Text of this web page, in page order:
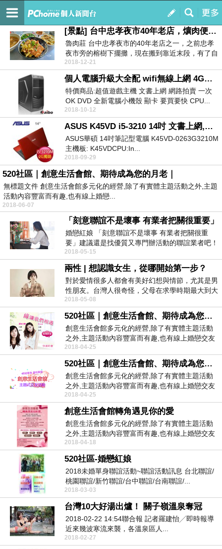
我的
訂閱
520社區｜創意生活會館、期待成為您的月老｜愛情銀行
[景點] 台中忠孝夜市40年老店，爌肉便當還能升級！
魯肉莊 台中忠孝夜市的40年老店之一，之前忠孝
夜市旁的榕樹下擺攤，現在搬到靠近末段，有了自
己的店面，...
2018-12-21
個人電腦升級大全配 wifi無線上網 4G手機上網 藍芽傳輸 藍芽音箱 行動卡拉OK
特價商品:超值遊戲主機 文書上網 網路拍賣 一次
OK DVD 全新電腦小機殼 顯卡 要買要快 CPU...
2018-10-12
ASUS K45VD i5-3210 14吋 文書上網,影音遊戲,獨顯遊戲主機 【誘惑紅】
ASUS華碩 14吋筆記型電腦 K45VD-0263G3210M
主機板: K45VDCPU:In...
2018-09-29
520社區｜創意生活會館、期待成為您的月老｜
無標題文件 創意生活會館多元化的經營,除了有實體主題活動之外,主題
活動內容豐富而有趣,也有線上婚戀...
2018-06-07
「刻意聯誼不是壞事 有業者把關很重要」
婚戀紅娘 「刻意聯誼不是壞事 有業者把關很重
要」建議還是找優質又專門辦活動的聯誼業者吧！
還在尋找生命...
2018-05-15
兩性 | 想認識女生，從哪開始第一步？
對於愛情很多人都會有美好幻想與情節，尤其是男
性朋友。台灣人很奇怪，父母在求學時期最大到大
學會跟你說不...
2018-05-08
520社區｜創意生活會館、期待成為您的月老｜愛情銀行
創意生活會館多元化的經營,除了有實體主題活動
之外,主題活動內容豐富而有趣,也有線上婚戀交友
平台,有別...
2018-04-25
520社區｜創意生活會館、期待成為您的月老｜愛情銀行
創意生活會館多元化的經營,除了有實體主題活動
之外,主題活動內容豐富而有趣,也有線上婚戀交友
平台,有別...
2018-04-25
創意生活會館轉角遇見你的愛
創意生活會館多元化的經營,除了有實體主題活動
之外,主題活動內容豐富而有趣,也有線上婚戀交友
平台,有別...
2018-04-18
520社區-婚戀紅娘
2018未婚單身聯誼活動~聯誼活動訊息 台北聯誼/
桃園聯誼/新竹聯誼/台中聯誼/台南聯誼/...
2018-03-03
台灣10大好湯出爐！ 關子嶺溫泉奪冠
2018-02-22 14:54聯合報 記者羅建怡╱即時報導
近來幾波寒流來襲，各溫泉區人...
2018-02-27